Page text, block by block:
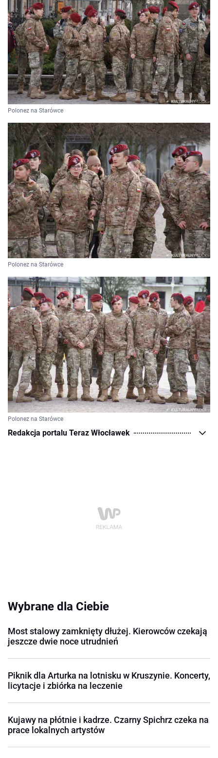
Polonez na Starówce
Polonez na Starówce
Polonez na Starówce
Redakcja portalu Teraz Włocławek
Wybrane dla Ciebie
Most stalowy zamknięty dłużej. Kierowców czekają
jeszcze dwie noce utrudnień
Piknik dla Arturka na lotnisku w Kruszynie. Koncerty,
licytacje i zbiórka na leczenie
Kujawy na płótnie i kadrze. Czarny Spichrz czeka na
prace lokalnych artystów